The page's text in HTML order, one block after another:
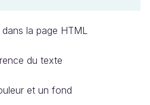
la page HTML
du texte
et un fond